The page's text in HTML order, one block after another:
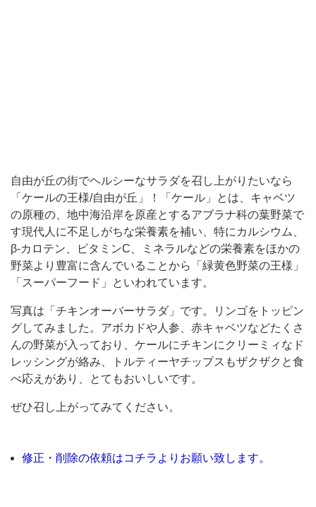
由
が
丘」！
「ケ
ー
ル」
は、
キ
ャ
ベ
ツ
種
自由が丘の街でヘルシーなサラダを召し上がりたいなら
「ケールの王様/自由が丘」！「ケール」とは、キャベツ
の原種の、地中海沿岸を原産とするアブラナ科の葉野菜で
す現代人に不足しがちな栄養素を補い、特にカルシウム、
β-カロテン、ビタミンC、ミネラルなどの栄養素をほかの
野菜より豊富に含んでいることから「緑黄色野菜の王様」
「スーパーフード」といわれています。
写真は「チキンオーバーサラダ」です。リンゴをトッピン
グしてみました。アボカドや人参、赤キャベツなどたくさ
んの野菜が入っており、ケールにチキンにクリーミィなド
レッシングが絡み、トルティーヤチップスもザクザクと食
べ応えがあり、とてもおいしいです。
ぜひ召し上がってみてください。
修正・削除の依頼はコチラよりお願い致します。